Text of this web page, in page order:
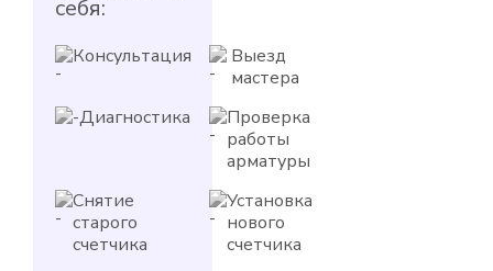
себя:
Консультация
Выезд
мастера
Диагностика
Проверка
работы
арматуры
Снятие
старого
счетчика
Установка
нового
счетчика